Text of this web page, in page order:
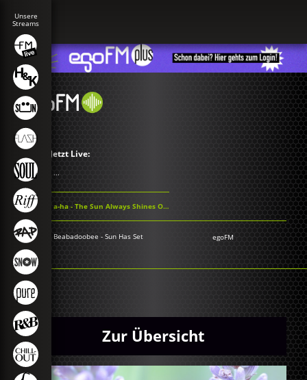
Jetzt Live:
...
a-ha - The Sun Always Shines On TV
Beabadoobee - Sun Has Set egoFM
Zur Übersicht